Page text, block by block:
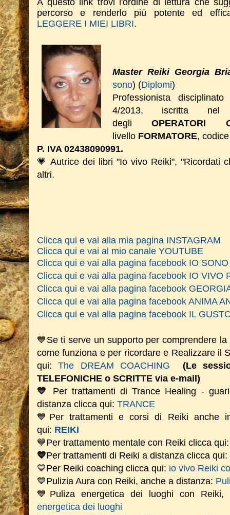
A questo link trovi l'ordine di lettura che
percorso e renderlo più potente ed
LEGGERE I MIEI LIBRI.
Master Reiki Georgia
sono) (Diplomi)
Professionista
4/2013, iscritta nel
degli
livello FORMATORE,
P. IVA 02438090991.
💗 Autrice dei libri "Io vivo Reiki", "Ricordati
altri.
Clicca qui e vai alla mia pagina INSTAGRAM
Clicca qui e vai al mio canale YOUTUBE
Clicca qui e vai alla pagina facebook IO
Clicca qui e vai alla pagina facebook IO VIVO
Clicca qui e vai alla pagina facebook
Clicca qui e vai alla pagina facebook ANIMA
Clicca qui e vai alla pagina facebook IL
💙Se ti serve un supporto per comprendere la
come funziona e per ricordare e Realizzare il
qui:The DREAM COACHING
(Le
TELEFONICHE o SCRITTE via e-mail)
💙
Per trattamenti di Trance Healing -
distanza clicca qui: TRANCE
💙Per trattamenti e corsi di Reiki anche
qui: REIKI
💙Per trattamento mentale con Reiki clicca
💙Per trattamenti di Reiki a distanza clicca qui:
💙Per Reiki coaching clicca qui: io vivo Reiki
💙Pulizia Aura con Reiki, anche a distanza:
💙Puliza energetica dei luoghi con
energetica dei luoghi